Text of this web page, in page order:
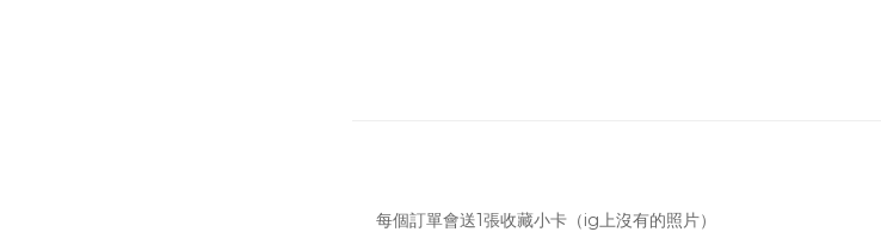
每個訂單會送1張收藏小卡（ig上沒有的照片）